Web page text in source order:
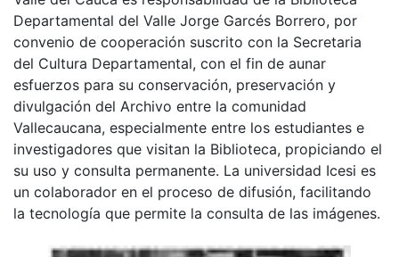
Departamental del Valle Jorge Garcés Borrero, por
convenio de cooperación suscrito con la Secretaria
del Cultura Departamental, con el fin de aunar
esfuerzos para su conservación, preservación y
divulgación del Archivo entre la comunidad
Vallecaucana, especialmente entre los estudiantes e
investigadores que visitan la Biblioteca, propiciando el
su uso y consulta permanente. La universidad Icesi es
un colaborador en el proceso de difusión, facilitando
la tecnología que permite la consulta de las imágenes.